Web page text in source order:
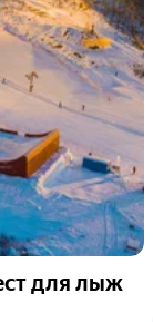
для лыж